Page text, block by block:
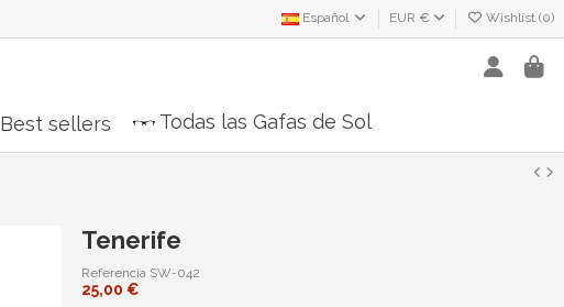
Español EUR € Wishlist (0)
Best sellers Todas las Gafas de Sol
Tenerife
Referencia SW-042
25,00 €